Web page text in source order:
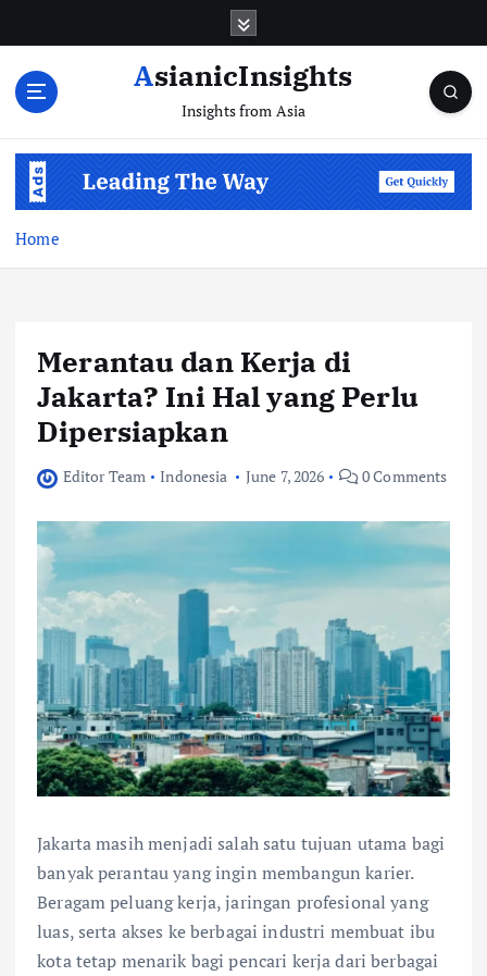
AsianicInsights
Insights from Asia
Home
Merantau dan Kerja di
Jakarta? Ini Hal yang Perlu
Dipersiapkan
Editor Team Indonesia June 7, 2026 0 Comments
Jakarta masih menjadi salah satu tujuan utama bagi
banyak perantau yang ingin membangun karier.
Beragam peluang kerja, jaringan profesional yang
luas, serta akses ke berbagai industri membuat ibu
kota tetap menarik bagi pencari kerja dari berbagai